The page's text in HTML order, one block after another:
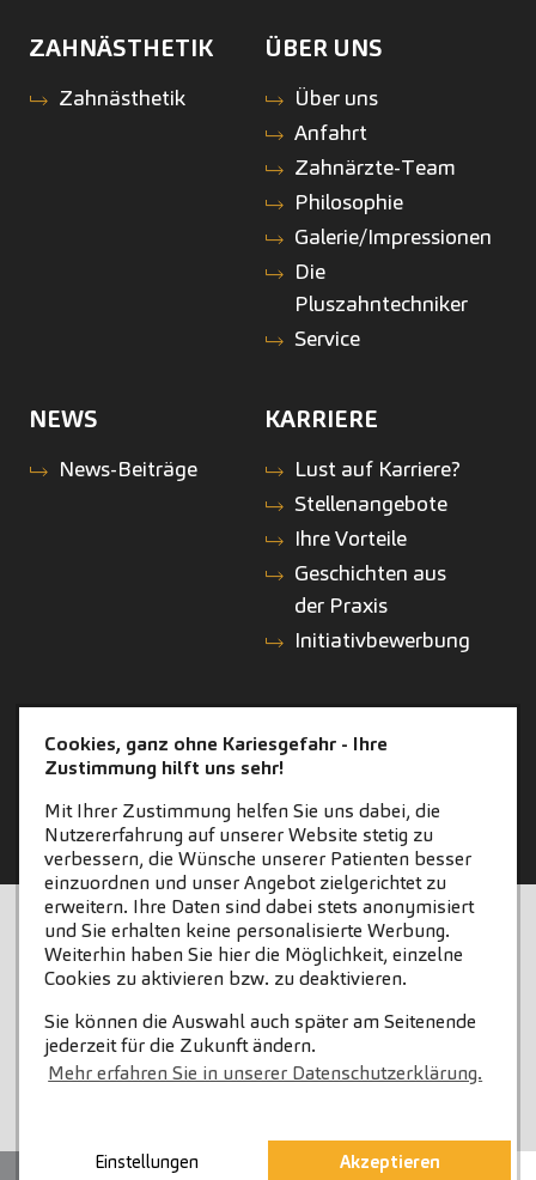
ZAHNÄSTHETIK
Zahnästhetik
ÜBER UNS
Über uns
Anfahrt
Zahnärzte-Team
Philosophie
Galerie/Impressionen
Die
Pluszahntechniker
Service
NEWS
News-Beiträge
KARRIERE
Lust auf Karriere?
Stellenangebote
Ihre Vorteile
Geschichten aus
der Praxis
Initiativbewerbung
Kontakt
STARTSEITE
KONTAKT
COOKIE-EINSTELLUNGEN
IMPRESSUM
DATENSCHUTZ
Cookies, ganz ohne Kariesgefahr - Ihre
Zustimmung hilft uns sehr!
Mit Ihrer Zustimmung helfen Sie uns dabei, die
Nutzererfahrung auf unserer Website stetig zu
verbessern, die Wünsche unserer Patienten besser
einzuordnen und unser Angebot zielgerichtet zu
erweitern. Ihre Daten sind dabei stets anonymisiert
und Sie erhalten keine personalisierte Werbung.
Weiterhin haben Sie hier die Möglichkeit, einzelne
Cookies zu aktivieren bzw. zu deaktivieren.
Sie können die Auswahl auch später am Seitenende
jederzeit für die Zukunft ändern.
Mehr erfahren Sie in unserer Datenschutzerklärung.
Akzeptieren
Einstellungen